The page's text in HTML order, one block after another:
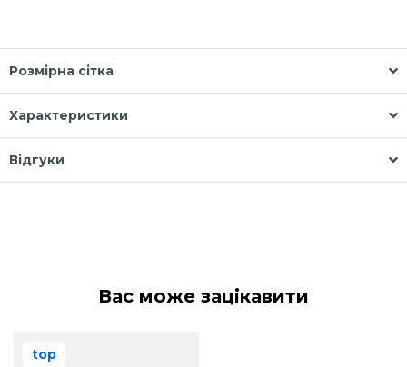
Розмірна сітка
Характеристики
Відгуки
Вас може зацікавити
top